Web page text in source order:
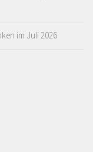
im Juli 2026